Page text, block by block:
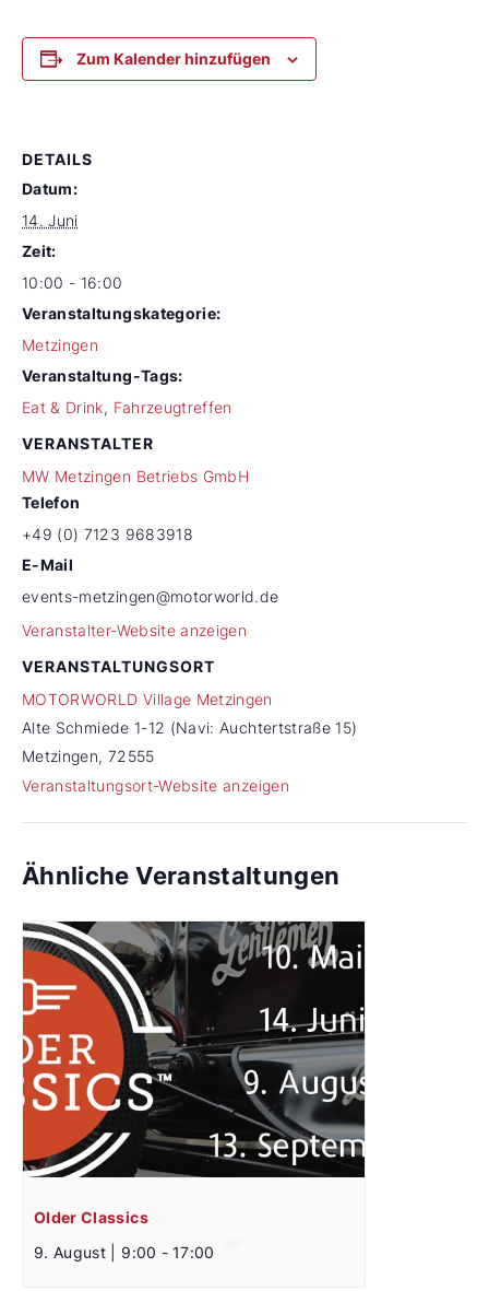
Zum Kalender hinzufügen
DETAILS
Datum:
14. Juni
Zeit:
10:00 - 16:00
Veranstaltungskategorie:
Metzingen
Veranstaltung-Tags:
Eat & Drink, Fahrzeugtreffen
VERANSTALTUNGSORT
MOTORWORLD Village Metzingen
Alte Schmiede 1-12 (Navi: Auchtertstraße 15)
Metzingen, 72555
Veranstaltungsort-Website anzeigen
VERANSTALTER
MW Metzingen Betriebs GmbH
Telefon
+49 (0) 7123 9683918
E-Mail
events-metzingen@motorworld.de
Veranstalter-Website anzeigen
Ähnliche Veranstaltungen
Older Classics
9. August | 9:00 - 17:00